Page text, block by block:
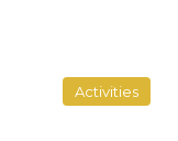
Activities